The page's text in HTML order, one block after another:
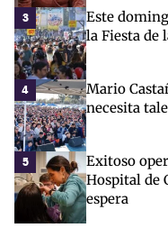
3
Este
la Fiesta de
4
Mario
necesita
5
Exitoso
Hospital de
espera